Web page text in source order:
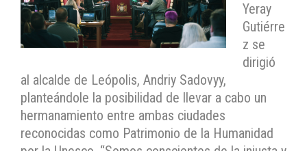
Yeray
Gutiérre
z se
dirigió
al alcalde de Leópolis, Andriy Sadovyy,
planteándole la posibilidad de llevar a cabo un
hermanamiento entre ambas ciudades
reconocidas como Patrimonio de la Humanidad